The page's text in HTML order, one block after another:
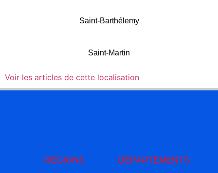
Saint-Barthélemy
Saint-Martin
Voir les articles de cette localisation
REGIONS
DÉPARTEMENTS